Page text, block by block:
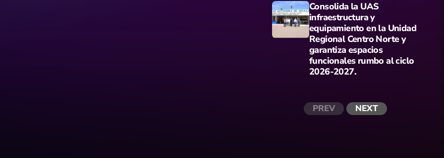
Consolida la UAS
infraestructura y
equipamiento en la Unidad
Regional Centro Norte y
garantiza espacios
funcionales rumbo al ciclo
2026-2027.
PREV NEXT